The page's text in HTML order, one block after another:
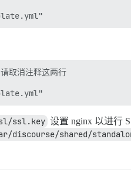
取消注释这两行
ssl.key 设置 nginx 以进行
discourse/shared/